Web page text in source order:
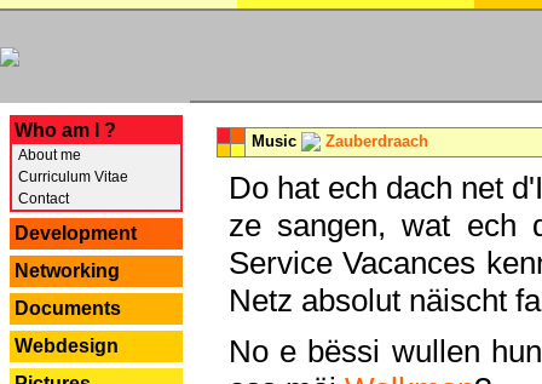
Who am I ?
About me
Curriculum Vitae
Contact
Development
Networking
Documents
Webdesign
Music Zauberdraach
Do hat ech dach net
ze sangen, wat ech
Service Vacances
Netz absolut näischt
No e bëssi wullen